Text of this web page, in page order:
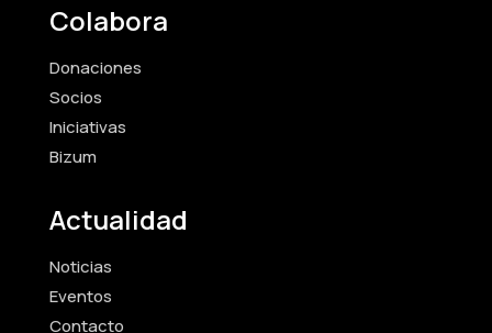
Colabora
Donaciones
Socios
Iniciativas
Bizum
Actualidad
Noticias
Eventos
Contacto